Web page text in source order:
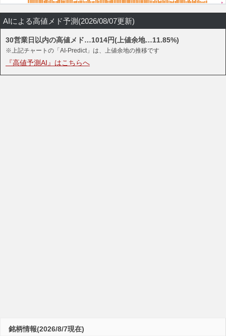
AIによる高値メド予測(2026/08/07更新)
30営業日以内の高値メド…1014円(上値余地…11.85%)
※上記チャートの「AI-Predict」は、上値余地の推移です
『高値予測AI』はこちらへ
銘柄情報(2026/8/7現在)